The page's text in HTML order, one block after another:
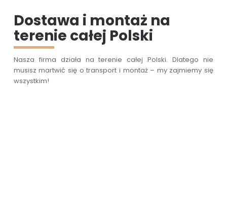
Dostawa i montaż na
terenie całej Polski
Nasza firma działa na terenie całej Polski. Dlatego nie
musisz martwić się o transport i montaż – my zajmiemy się
wszystkim!